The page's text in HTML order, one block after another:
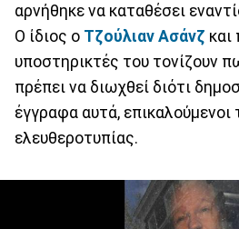
αρνήθηκε να καταθέσει
Ο ίδιος ο Τζούλιαν Ασάνζ και
υποστηρικτές του τονίζουν
πρέπει να διωχθεί διότι
έγγραφα αυτά, επικαλούμενοι
ελευθεροτυπίας.